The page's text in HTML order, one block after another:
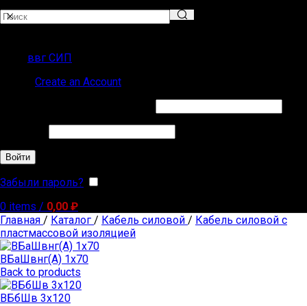
ввг СИП
Create an Account
Войти
Забыли пароль?
0 items / 0,00 ₽
Главная / Каталог / Кабель силовой / Кабель силовой с
пластмассовой изоляцией
ВБаШвнг(А) 1х70
Back to products
ВБбШв 3х120